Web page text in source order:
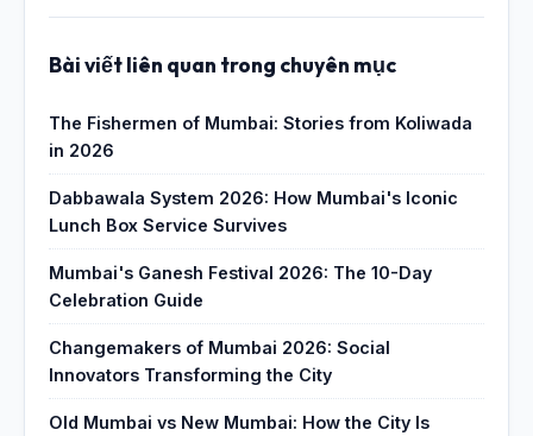
Bài viết liên quan trong chuyên mục
The Fishermen of Mumbai: Stories from Koliwada
in 2026
Dabbawala System 2026: How Mumbai's Iconic
Lunch Box Service Survives
Mumbai's Ganesh Festival 2026: The 10-Day
Celebration Guide
Changemakers of Mumbai 2026: Social
Innovators Transforming the City
Old Mumbai vs New Mumbai: How the City Is